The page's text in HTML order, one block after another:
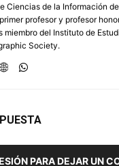
Ciencias de la Información
profesor y profesor
miembro del Instituto de
Society.
PARA DEJAR UN